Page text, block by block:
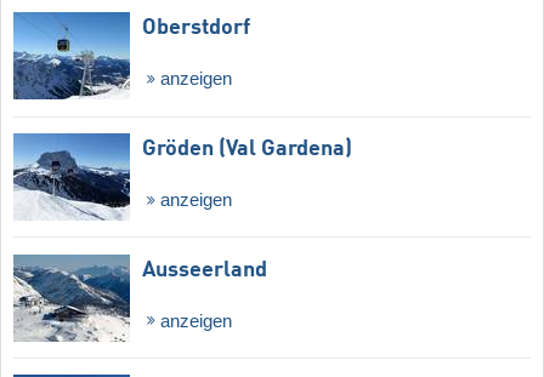
Oberstdorf
anzeigen
Gröden (Val Gardena)
anzeigen
Ausseerland
anzeigen